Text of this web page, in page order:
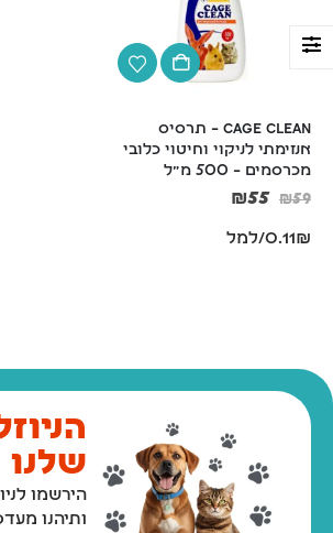
Cage Clean – תרסיס
אנזימתי לניקוי וחיטוי כלובי
מכרסמים – 500 מ"ל
₪59
₪55
0.11₪/למל
ארם אנד האמר שמפו ומרכך 2 ב-1 לחתולים מנטרל ריחות וקשקשים 591 מ"ל Arm & Hammer
₪75
₪69
שלנו
הירשמו
ותיהנו